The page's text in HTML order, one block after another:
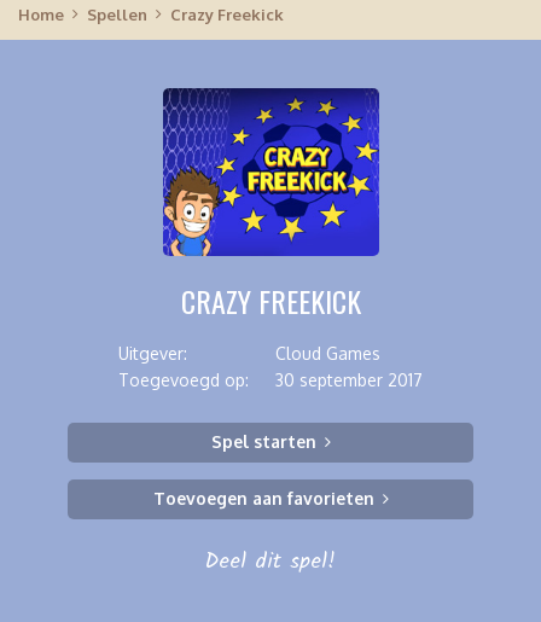
Home Spellen Crazy Freekick
CRAZY FREEKICK
Uitgever:
Cloud Games
Toegevoegd op:
30 september 2017
Spel starten
Toevoegen aan favorieten
Deel dit spel!